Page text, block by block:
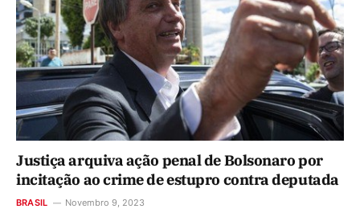
Justiça arquiva ação penal de Bolsonaro por
incitação ao crime de estupro contra deputada
BRASIL Novembro 9, 2023